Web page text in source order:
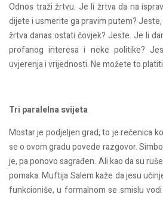
Odnos traži žrtvu. Je li žrtva da na
dijete i usmerite ga pravim putem?
žrtva danas ostati čovjek? Jeste. Je li
profanog interesa i neke politike?
uvjerenja i vrijednosti. Ne možete to
Tri paralelna svijeta
Mostar je podjeljen grad, to je rečenica
se o ovom gradu povede razgovor.
je, pa ponovo sagrađen. Ali kao da su
pomaka. Muftija Salem kaže da jesu
funkcioniše, u formalnom se smislu